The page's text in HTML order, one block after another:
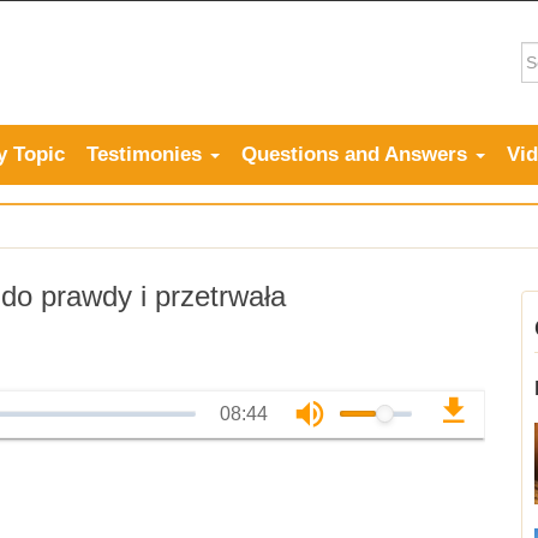
Topic Testimonies Questions and Answers
prawdy i przetrwała
08:44